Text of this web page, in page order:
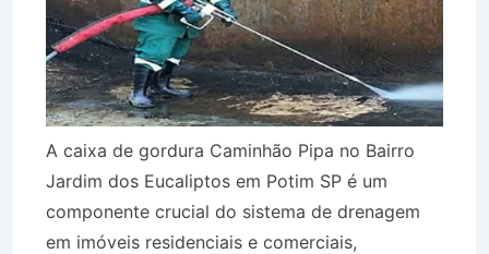
A caixa de gordura Caminhão Pipa no Bairro
Jardim dos Eucaliptos em Potim SP é um
componente crucial do sistema de drenagem
em imóveis residenciais e comerciais,